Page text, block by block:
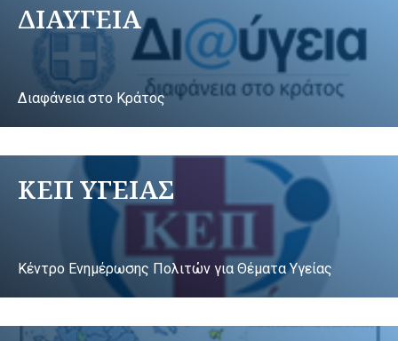
ΔΙΑΥΓΕΙΑ
Διαφάνεια στο Κράτος
ΚΕΠ ΥΓΕΙΑΣ
Κέντρο Ενημέρωσης Πολιτών για Θέματα Υγείας